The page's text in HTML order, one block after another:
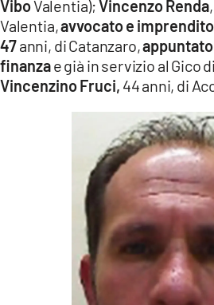
ViboValentia);VincenzoRenda
Valentia,avvocato e
47anni, di Catanzaro,
finanzae già in servizio al Gico
VincenzinoFruci, 44 anni, di